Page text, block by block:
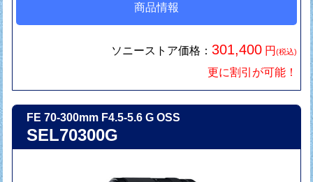
商品情報
ソニーストア価格：301,400 円(税込)
更に割引が可能！
FE 70-300mm F4.5-5.6 G OSS
SEL70300G